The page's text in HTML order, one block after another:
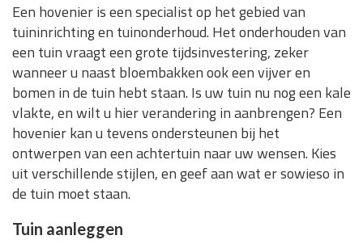
Een hovenier is een specialist op het gebied van
tuininrichting en tuinonderhoud. Het onderhouden van
een tuin vraagt een grote tijdsinvestering, zeker
wanneer u naast bloembakken ook een vijver en
bomen in de tuin hebt staan. Is uw tuin nu nog een kale
vlakte, en wilt u hier verandering in aanbrengen? Een
hovenier kan u tevens ondersteunen bij het
ontwerpen van een achtertuin naar uw wensen. Kies
uit verschillende stijlen, en geef aan wat er sowieso in
de tuin moet staan.
Tuin aanleggen